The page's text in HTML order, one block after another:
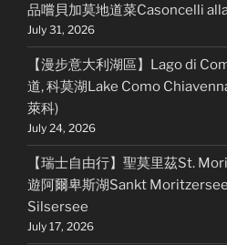
品嚐貝加莫地道菜Casoncelli
July 31, 2026
【漫步意大利湖區】Lago di
道, 科莫湖Lake Como
萊科)
July 24, 2026
【瑞士自由行】聖莫里茲St.
遊阿爾卑斯湖Sankt
Silsersee
July 17, 2026